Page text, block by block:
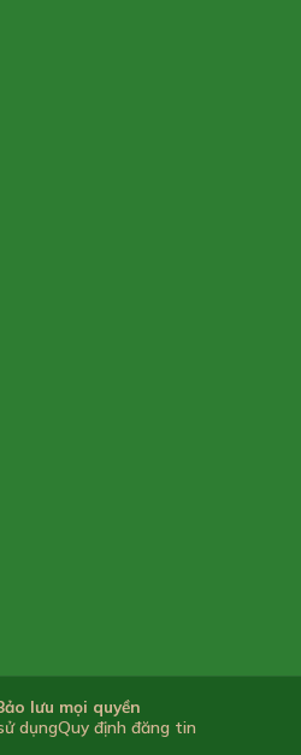
lưu mọi quyền
dụngQuy định đăng tin